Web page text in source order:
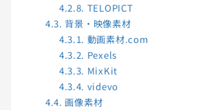
4.2.8. TELOPICT
4.3. 背景・映像素材
4.3.1. 動画素材.com
4.3.2. Pexels
4.3.3. MixKit
4.3.4. videvo
4.4. 画像素材